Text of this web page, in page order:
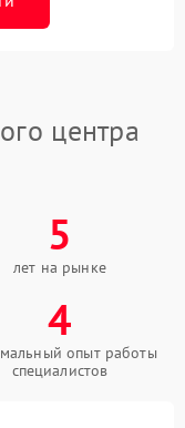
центра
5
лет на рынке
4
опыт работы
специалистов